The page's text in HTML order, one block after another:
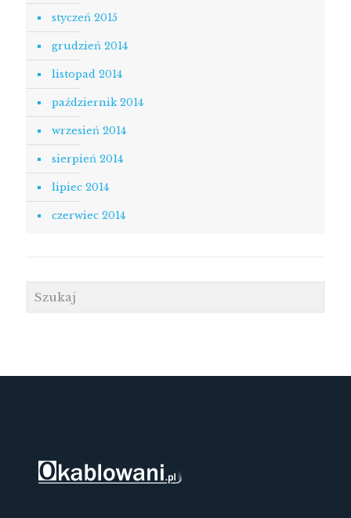
styczeń 2015
grudzień 2014
listopad 2014
październik 2014
wrzesień 2014
sierpień 2014
lipiec 2014
czerwiec 2014